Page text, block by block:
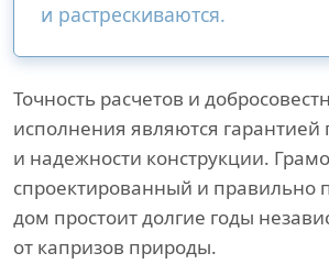
и растрескиваются.
Точность расчетов и
исполнения являются гарантией
и надежности конструкции.
спроектированный и правильно
дом простоит долгие годы
от капризов природы.